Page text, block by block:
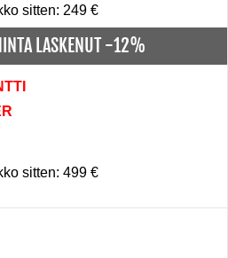
sitten: 249 €
LASKENUT -12%
sitten: 499 €